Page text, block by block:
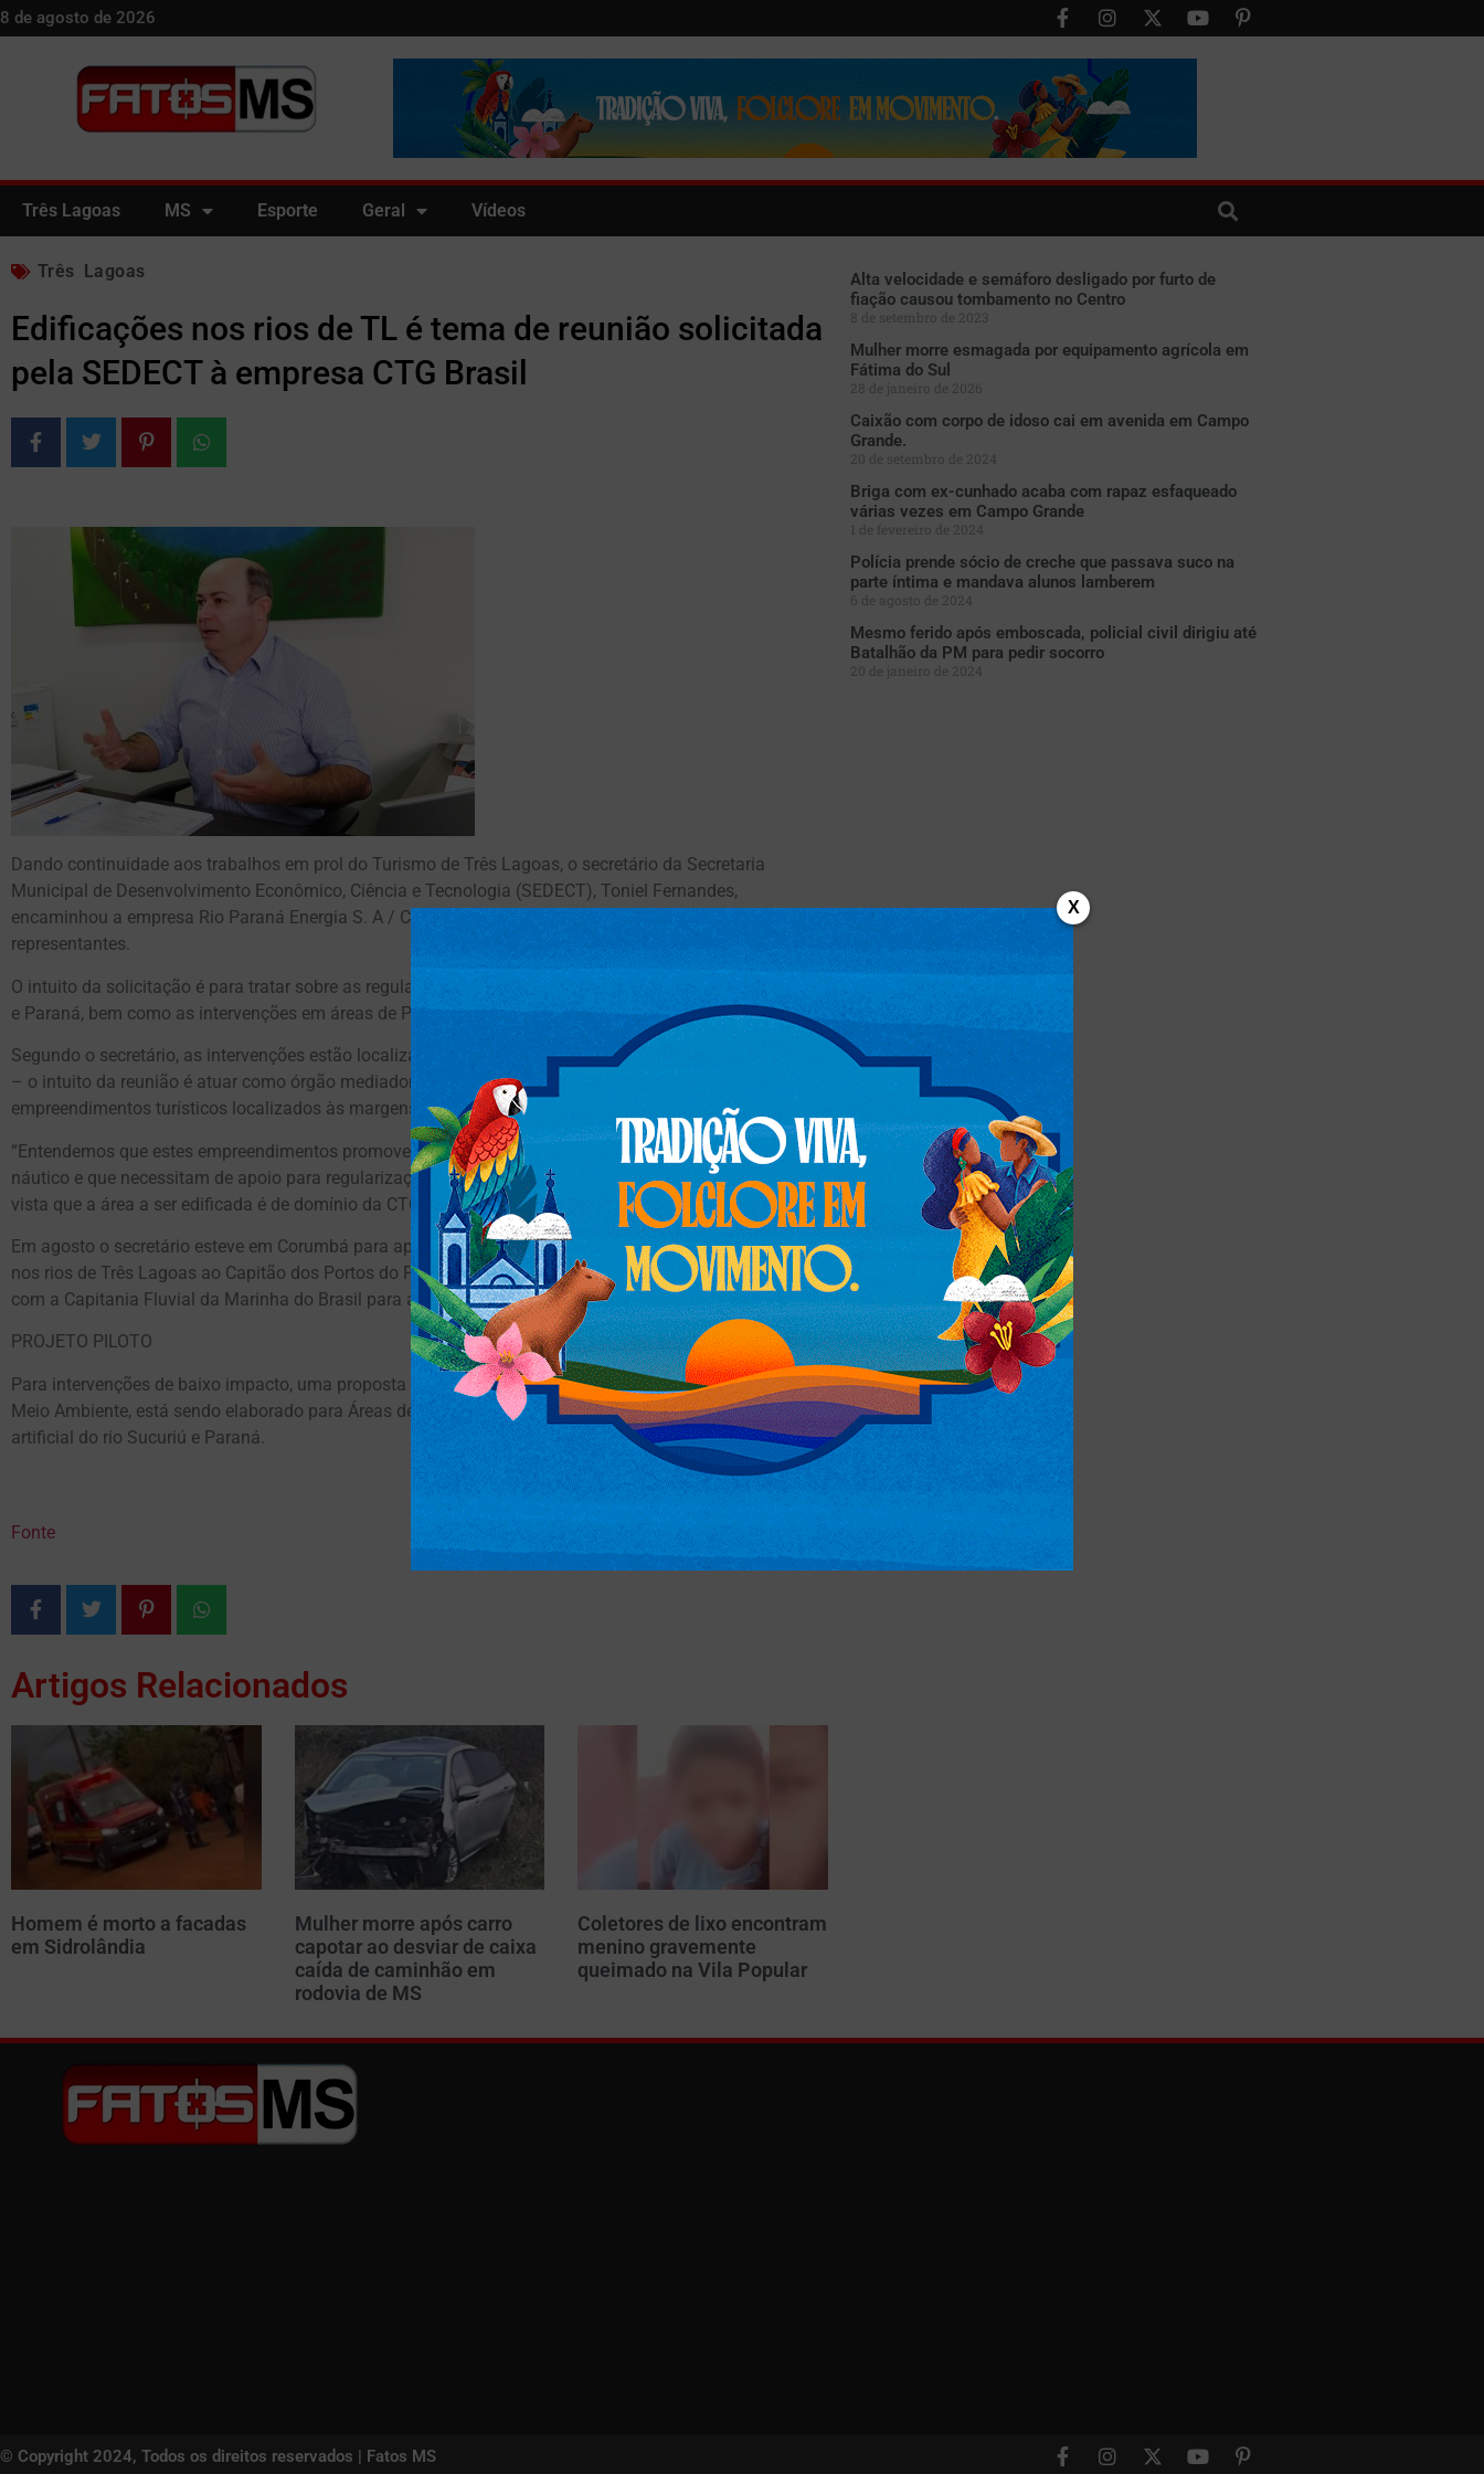
8 de agosto de 2026
Três Lagoas MS Esporte Geral Vídeos
Três Lagoas
Edificações nos rios de TL é tema de reunião solicitada
pela SEDECT à empresa CTG Brasil
Dando continuidade aos trabalhos em prol do Turismo de Três Lagoas, o secretário da Secretaria
Municipal de Desenvolvimento Econômico, Ciência e Tecnologia (SEDECT), Toniel Fernandes,
encaminhou a empresa Rio Paraná Energia S. A / CTG Brasil, um ofício solicitando reunião com
representantes.
O intuito da solicitação é para tratar sobre as regularizações de edificações construídas nos Rios Sucuriú
e Paraná, bem como as intervenções em áreas de Preservação Permanentes (APPs).
Segundo o secretário, as intervenções estão localizadas na bacia do reservatório da Usina de Jupiá – e
– o intuito da reunião é atuar como órgão mediador entre os proprietários de ranchos e
empreendimentos turísticos localizados às margens desses rios.
“Entendemos que estes empreendimentos promovem o desenvolvimento econômico através do turismo
náutico e que necessitam de apoio para regularização, assim como novos projetos de turismo, tendo em
vista que a área a ser edificada é de domínio da CTG Brasil”, disse.
Em agosto o secretário esteve em Corumbá para apresentar proposta de regularização das edificações
nos rios de Três Lagoas ao Capitão dos Portos do Pantanal Gleidir de Oliveira, visando estreitar laços
com a Capitania Fluvial da Marinha do Brasil para alavancar o turismo no Rio Sucuriú e Paraná.
PROJETO PILOTO
Para intervenções de baixo impacto, uma proposta de projeto piloto, em parceria com a Secretaria de
Meio Ambiente, está sendo elaborado para Áreas de Preservação Permanente (APP) do reservatório
artificial do rio Sucuriú e Paraná.
Fonte
Artigos Relacionados
Homem é morto a facadas
em Sidrolândia
Mulher morre após carro
capotar ao desviar de caixa
caída de caminhão em
rodovia de MS
Coletores de lixo encontram
menino gravemente
queimado na Vila Popular
Alta velocidade e semáforo desligado por furto de
fiação causou tombamento no Centro
8 de setembro de 2023
Mulher morre esmagada por equipamento agrícola em
Fátima do Sul
28 de janeiro de 2026
Caixão com corpo de idoso cai em avenida em Campo
Grande.
20 de setembro de 2024
Briga com ex-cunhado acaba com rapaz esfaqueado
várias vezes em Campo Grande
1 de fevereiro de 2024
Polícia prende sócio de creche que passava suco na
parte íntima e mandava alunos lamberem
6 de agosto de 2024
Mesmo ferido após emboscada, policial civil dirigiu até
Batalhão da PM para pedir socorro
20 de janeiro de 2024
© Copyright 2024, Todos os direitos reservados | Fatos MS
X